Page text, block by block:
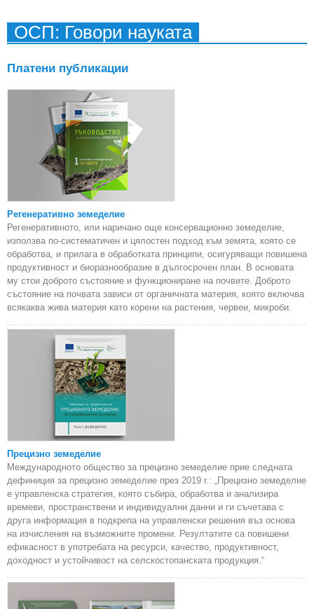
ОСП: Говори науката
Платени публикации
Регенеративно земеделие
Регенеративното, или наричано още консервационно земеделие,
използва по-систематичен и цялостен подход към земята, която се
обработва, и прилага в обработката принципи, осигуряващи повишена
продуктивност и биоразнообразие в дългосрочен план. В основата
му стои доброто състояние и функциониране на почвите. Доброто
състояние на почвата зависи от органичната материя, която включва
всякаква жива материя като корени на растения, червеи, микроби.
Прецизно земеделие
Международното общество за прецизно земеделие прие следната
дефиниция за прецизно земеделие през 2019 г.: „Прецизно земеделие
е управленска стратегия, която събира, обработва и анализира
времеви, пространствени и индивидуални данни и ги съчетава с
друга информация в подкрепа на управленски решения въз основа
на изчисления на възможните промени. Резултатите са повишени
ефикасност в употребата на ресурси, качество, продуктивност,
доходност и устойчивост на селскостопанската продукция.“